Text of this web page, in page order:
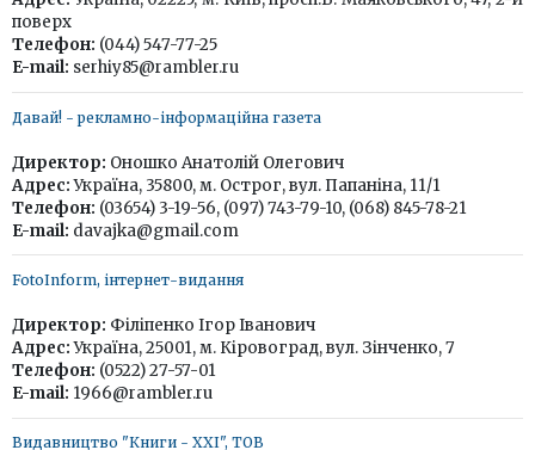
поверх
Телефон: (044) 547-77-25
E-mail: serhiy85@rambler.ru
Давай! - рекламно-інформаційна газета
Директор: Оношко Анатолій Олегович
Адрес:Україна, 35800, м. Острог, вул. Папаніна, 11/1
Телефон: (03654) 3-19-56, (097) 743-79-10, (068) 845-78-21
E-mail: davajka@gmail.com
FotoInform, інтернет-видання
Директор: Філіпенко Ігор Іванович
Адрес:Україна, 25001, м. Кіровоград, вул. Зінченко, 7
Телефон: (0522) 27-57-01
E-mail: 1966@rambler.ru
Видавництво "Книги - ХХІ", ТОВ